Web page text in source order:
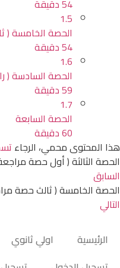
54 دقيقة
1.5
الحصة الخامسة (
54 دقيقة
1.6
الحصة السادسة (
59 دقيقة
1.7
الحصة السابعة
60 دقيقة
هذا المحتوى محمي، الرجاء
الحصة الثالثة ( أول حصة
السابق
الحصة الخامسة ( ثالث حصة
التالي
الرئيسية
اولي ثانوي